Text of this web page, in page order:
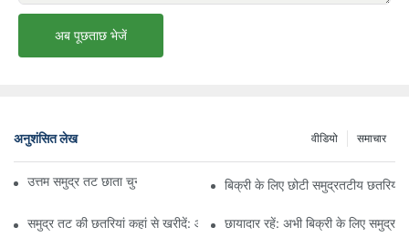
अब पूछताछ भेजें
अनुशंसित लेख समाचार
वीडियो
उत्तम समुद्र तट छाता चुनने के लिए अंतिम मार्गदर्शिकाबिक्री के लिए छोटी समुद्रतटीय
समुद्र तट की छतरियां कहां से खरीदें: आपकी सनशेड आवश्यकताओं के लिए शीर्ष स्टोर
छायादार रहें: अभी बिक्री के लिए